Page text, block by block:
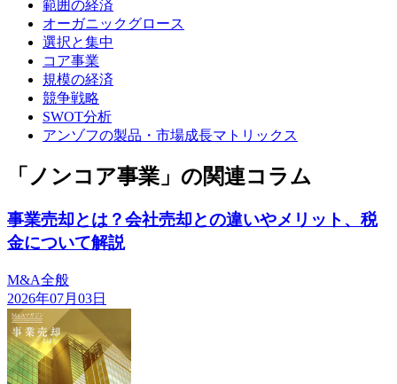
範囲の経済
オーガニックグロース
選択と集中
コア事業
規模の経済
競争戦略
SWOT分析
アンゾフの製品・市場成長マトリックス
「ノンコア事業」の関連コラム
事業売却とは？会社売却との違いやメリット、税
金について解説
M&A全般
2026年07月03日